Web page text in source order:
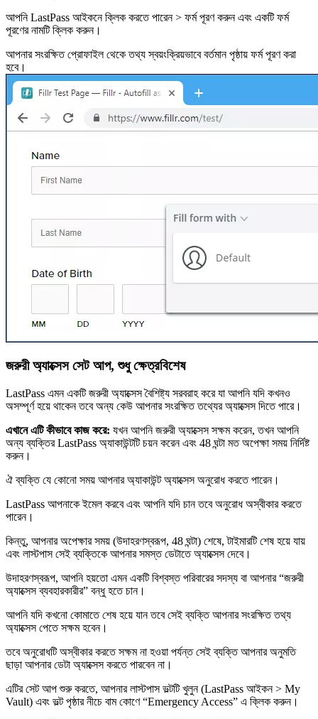
আপনি LastPass আইকনে ক্লিক করতে পারেন > ফর্ম পূরণ করুন এবং একটি ফর্ম
পূরণের নামটি ক্লিক করুন।
আপনার সংরক্ষিত প্রোফাইল থেকে তথ্য স্বয়ংক্রিয়ভাবে বর্তমান পৃষ্ঠায় ফর্ম পূরণ করা
হবে।
জরুরী অ্যাক্সেস সেট আপ, শুধু ক্ষেত্রবিশেষ
LastPass এমন একটি জরুরী অ্যাক্সেস বৈশিষ্ট্য সরবরাহ করে যা আপনি যদি কখনও
অসম্পূর্ণ হয়ে থাকেন তবে অন্য কেউ আপনার সংরক্ষিত তথ্যের অ্যাক্সেস দিতে পারে।
এখানে এটি কীভাবে কাজ করে: যখন আপনি জরুরী অ্যাক্সেস সক্ষম করেন, তখন আপনি
অন্য ব্যক্তির LastPass অ্যাকাউন্টটি চয়ন করেন এবং 48 ঘন্টা মত অপেক্ষা সময় নির্দিষ্ট
করুন।
ঐ ব্যক্তি যে কোনো সময় আপনার অ্যাকাউন্ট অ্যাক্সেস অনুরোধ করতে পারেন।
LastPass আপনাকে ইমেল করবে এবং আপনি যদি চান তবে অনুরোধ অস্বীকার করতে
পারেন।
কিন্তু, আপনার অপেক্ষার সময় (উদাহরণস্বরূপ, 48 ঘন্টা) শেষে, টাইমারটি শেষ হয়ে যায়
এবং লাস্টপাস সেই ব্যক্তিকে আপনার সমস্ত ডেটাতে অ্যাক্সেস দেবে।
উদাহরণস্বরূপ, আপনি হয়তো এমন একটি বিশ্বস্ত পরিবারের সদস্য বা আপনার “জরুরী
অ্যাক্সেস ব্যবহারকারীর” বন্ধু হতে চান।
আপনি যদি কখনো কোমাতে শেষ হয়ে যান তবে সেই ব্যক্তি আপনার সংরক্ষিত তথ্য
অ্যাক্সেস পেতে সক্ষম হবেন।
তবে অনুরোধটি অস্বীকার করতে সক্ষম না হওয়া পর্যন্ত সেই ব্যক্তি আপনার অনুমতি
ছাড়া আপনার ডেটা অ্যাক্সেস করতে পারবেন না।
এটির সেট আপ শুরু করতে, আপনার লাস্টপাস ভল্টটি খুলুন (LastPass আইকন > My
Vault) এবং ভল্ট পৃষ্ঠার নীচে বাম কোণে “Emergency Access” এ ক্লিক করুন।